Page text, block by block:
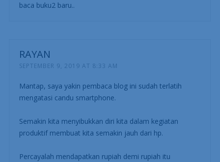
baca buku2 baru..
RAYAN
SEPTEMBER 9, 2019 AT 8:33 AM
Mantap, saya yakin pembaca blog ini sudah terlatih
mengatasi candu smartphone.
Semakin kita menyibukkan diri kita dalam kegiatan
produktif membuat kita semakin jauh dari hp.
Percayalah mendapatkan rupiah demi rupiah itu